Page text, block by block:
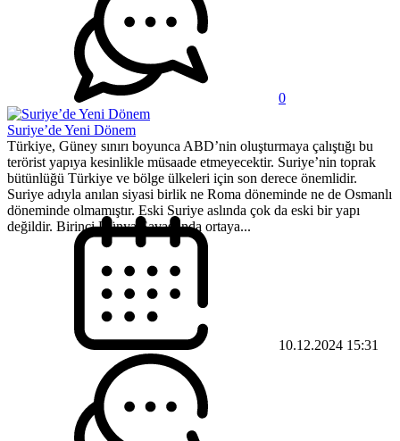
0
Suriye’de Yeni Dönem
Türkiye, Güney sınırı boyunca ABD’nin oluşturmaya çalıştığı bu
terörist yapıya kesinlikle müsaade etmeyecektir. Suriye’nin toprak
bütünlüğü Türkiye ve bölge ülkeleri için son derece önemlidir.
Suriye adıyla anılan siyasi birlik ne Roma döneminde ne de Osmanlı
döneminde olmamıştır. Eski Suriye aslında çok da eski bir yapı
değildir. Birinci Dünya Savaşı’nda ortaya...
10.12.2024 15:31